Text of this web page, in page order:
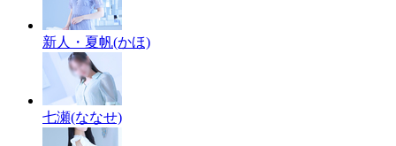
新人・夏帆(かほ)
七瀬(ななせ)